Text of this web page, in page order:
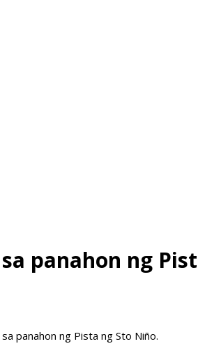
panahon ng
panahon ng Pista ng Sto Niño.